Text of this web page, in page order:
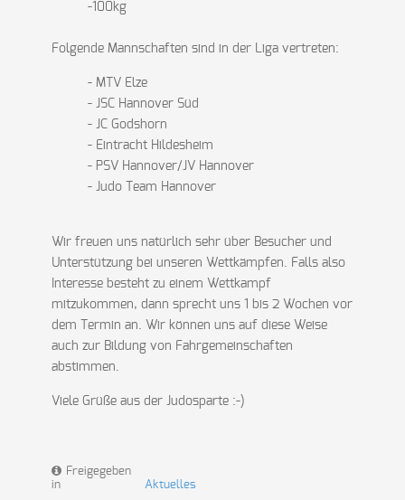
-100kg
Folgende Mannschaften sind in der Liga vertreten:
- MTV Elze
- JSC Hannover Süd
- JC Godshorn
- Eintracht Hildesheim
- PSV Hannover/JV Hannover
- Judo Team Hannover
Wir freuen uns natürlich sehr über Besucher und
Unterstützung bei unseren Wettkämpfen. Falls also
Interesse besteht zu einem Wettkampf
mitzukommen, dann sprecht uns 1 bis 2 Wochen vor
dem Termin an. Wir können uns auf diese Weise
auch zur Bildung von Fahrgemeinschaften
abstimmen.
Viele Grüße aus der Judosparte :-)
Freigegeben
in
Aktuelles